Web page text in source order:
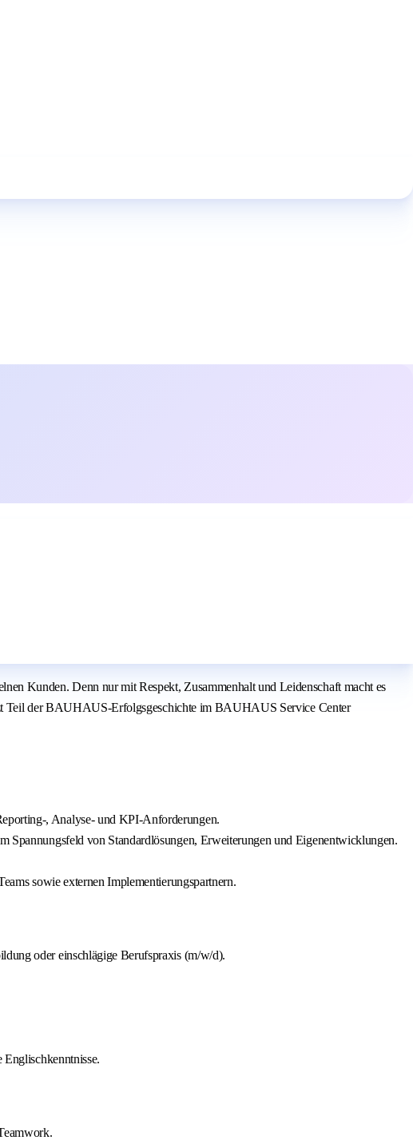
Kunden. Denn nur mit Respekt, Zusammenhalt und Leidenschaft macht es
Teil der BAUHAUS-Erfolgsgeschichte im BAUHAUS Service Center
, Analyse- und KPI-Anforderungen.
Spannungsfeld von Standardlösungen, Erweiterungen und Eigenentwicklungen.
sowie externen Implementierungspartnern.
oder einschlägige Berufspraxis (m/w/d).